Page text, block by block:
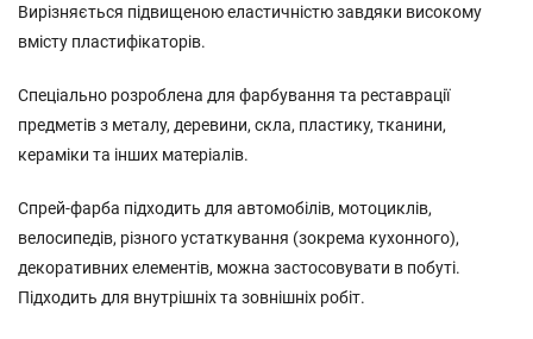
Вирізняється підвищеною еластичністю завдяки високому
вмісту пластифікаторів.
Спеціально розроблена для фарбування та реставрації
предметів з металу, деревини, скла, пластику, тканини,
кераміки та інших матеріалів.
Спрей-фарба підходить для автомобілів, мотоциклів,
велосипедів, різного устаткування (зокрема кухонного),
декоративних елементів, можна застосовувати в побуті.
Підходить для внутрішніх та зовнішніх робіт.